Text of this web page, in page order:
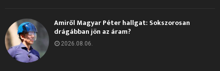
Amiről Magyar Péter hallgat: Sokszorosan
drágábban jön az áram?
2026.08.06.